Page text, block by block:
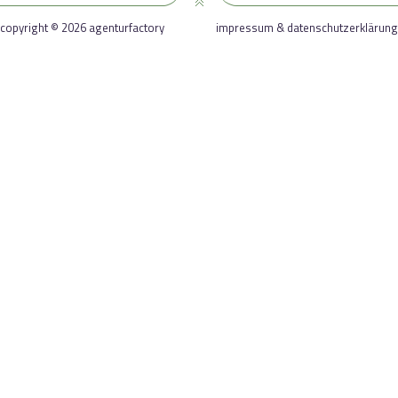
copyright © 2026 agenturfactory impressum & datenschutzerklärung